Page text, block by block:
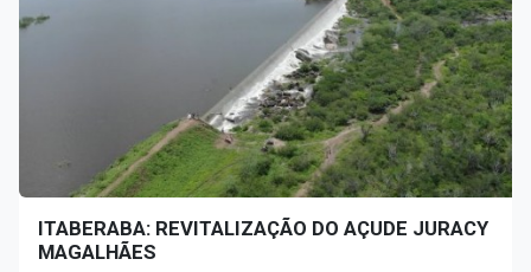
ITABERABA: REVITALIZAÇÃO DO AÇUDE JURACY
MAGALHÃES